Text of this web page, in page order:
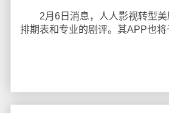
2月6日消息，人人影视转型美
排期表和专业的剧评。其APP也将